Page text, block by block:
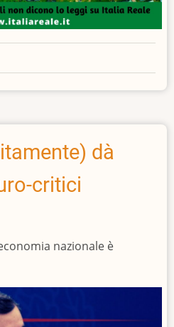
dà
critici
nazionale è